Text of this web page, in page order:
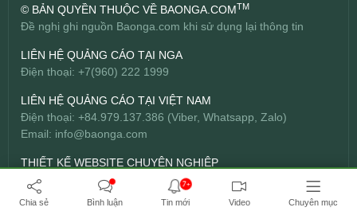
© BẢN QUYỀN THUỘC VỀ BAONGA.COMTM
Đề nghị ghi nguồn Baonga.com khi sử dụng lại thông tin
LIÊN HỆ QUẢNG CÁO TẠI NGA
Điện thoại: +7(960) 222 1999
LIÊN HỆ QUẢNG CÁO TẠI VIỆT NAM
Điện thoại: +84.979.137.386 (Viber, Whatsapp, Zalo)
Email: info@baonga.com
THIẾT KẾ WEBSITE CHUYÊN NGHIỆP
Công ty TNHH Đầu tư Bách Hợp -
BICWeb.vn
Chia sẻ Bình luận
7+
Tin mới Video Chuyên mục